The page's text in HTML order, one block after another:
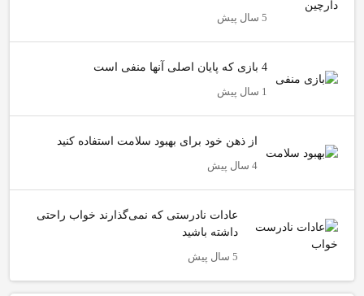
5 سال پیش
4 بازی که پایان اصلی آنها منفی است
1 سال پیش
از ذهن خود برای بهبود سلامت استفاده کنید
4 سال پیش
عادات نادرستی که نمی‌گذارند خواب راحتی
داشته باشید
5 سال پیش